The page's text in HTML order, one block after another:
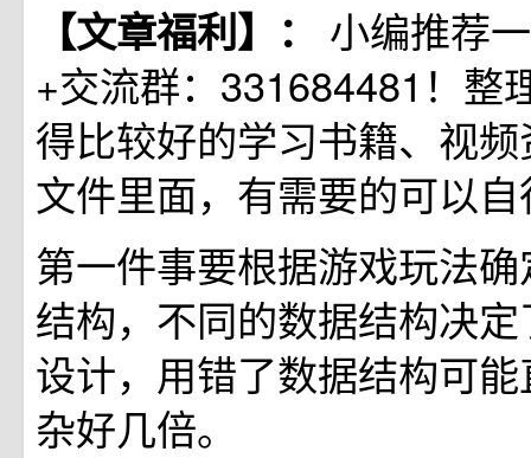
【文章福利】： 小编推荐
+交流群：331684481！整
得比较好的学习书籍、视
文件里面，有需要的可以
第一件事要根据游戏玩法
结构，不同的数据结构决
设计，用错了数据结构可
杂好几倍。